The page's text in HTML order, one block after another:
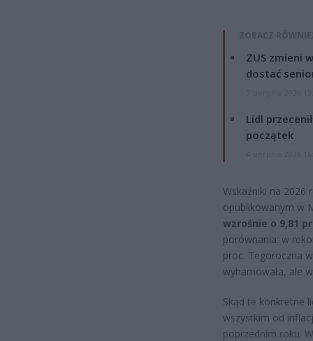
ZOBACZ
ZUS zmieni
dostać
Lidl
początek
Wskaźniki na 2026
opublikowanym w
wzrośnie o 9,81
porównania: w
proc. Tegoroczna
wyhamowała, ale
Skąd te konkretne
wszystkim od
poprzednim roku.